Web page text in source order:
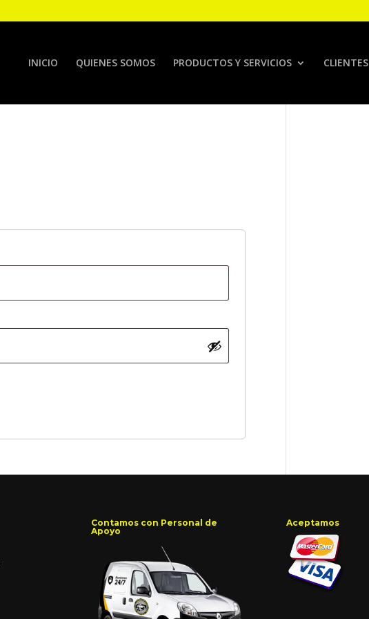
INICIO QUIENES SOMOS PRODUCTOS Y SERVICIOS CLIENTES
Contamos con Personal de
Apoyo
Aceptamos